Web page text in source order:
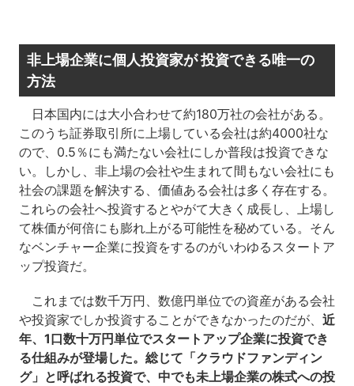
非上場企業に個人投資家が 投資できる唯一の
方法
日本国内には大小合わせて約180万社の会社がある。
このうち証券取引所に上場している会社は約4000社な
ので、0.5％にも満たない会社にしか普段は投資できな
い。しかし、非上場の会社や生まれて間もない会社にも
社会の課題を解決する、価値ある会社は多く存在する。
これらの会社へ投資するとやがて大きく成長し、上場し
て株価が何倍にも膨れ上がる可能性を秘めている。そん
なベンチャー企業に投資をするのがいわゆるスタートア
ップ投資だ。
これまでは数千万円、数億円単位での資産がある会社
や投資家でしか投資することができなかったのだが、 近
年、1口数十万円単位でスタートアップ企業に投資でき
る仕組みが登場した。総じて「クラウドファンディン
グ」と呼ばれる投資で、中でも未上場企業の株式への投